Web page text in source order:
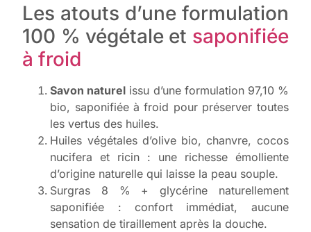
Les atouts d’une formulation
100 % végétale et saponifiée
à froid
Savon naturel issu d’une formulation 97,10 %
bio, saponifiée à froid pour préserver toutes
les vertus des huiles.
Huiles végétales d’olive bio, chanvre, cocos
nucifera et ricin : une richesse émolliente
d’origine naturelle qui laisse la peau souple.
Surgras 8 % + glycérine naturellement
saponifiée : confort immédiat, aucune
sensation de tiraillement après la douche.